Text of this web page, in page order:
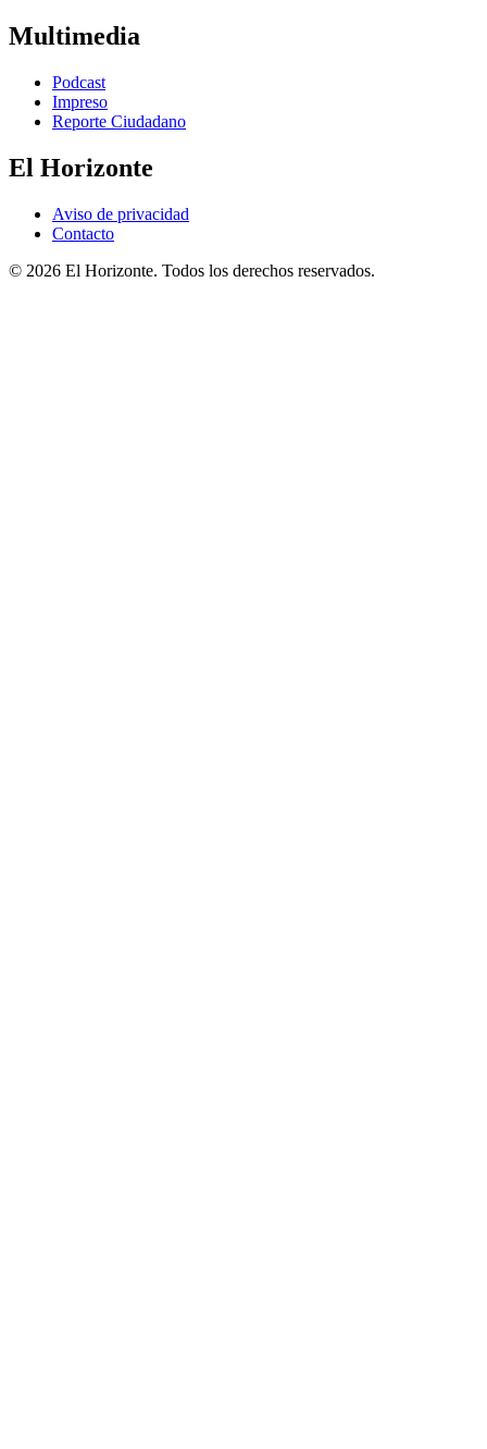
Multimedia
Podcast
Impreso
Reporte Ciudadano
El Horizonte
Aviso de privacidad
Contacto
© 2026 El Horizonte. Todos los derechos reservados.